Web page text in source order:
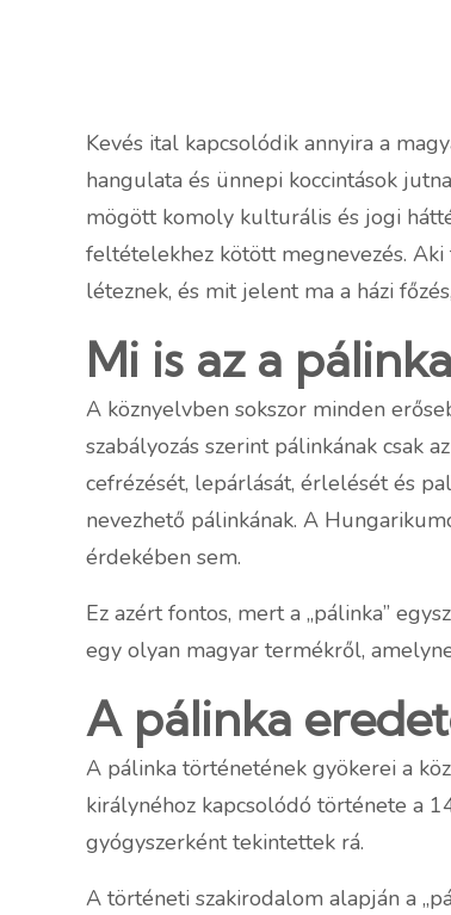
Kevés ital kapcsolódik annyira a
hangulata és ünnepi koccintások
mögött komoly kulturális és jogi
feltételekhez kötött megnevezés.
léteznek, és mit jelent ma a házi
Mi is az a
A köznyelvben sokszor minden
szabályozás szerint pálinkának csak
cefrézését, lepárlását, érlelését és
nevezhető pálinkának. A
érdekében sem.
Ez azért fontos, mert a „pálinka”
egy olyan magyar termékről,
A pálinka
A pálinka történetének gyökerei a
királynéhoz kapcsolódó története a
gyógyszerként tekintettek rá.
A történeti szakirodalom alapján a